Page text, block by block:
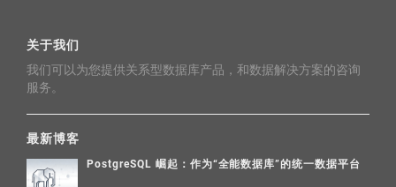
关于我们
我们可以为您提供关系型数据库产品，和数据解决方案的咨询
服务。
最新博客
PostgreSQL 崛起：作为“全能数据库”的统一数据平台